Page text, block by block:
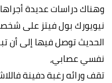
وهناك دراسات عديدة
نيويورك بول فيتز على
الحديث توصل فيها إلى أن
نفسي عصابي،
تقف ورائه رغبة دفينة